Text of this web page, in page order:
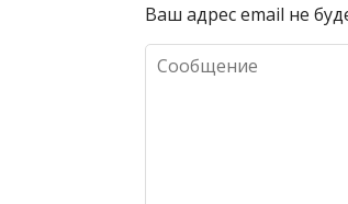
Ваш адрес email не